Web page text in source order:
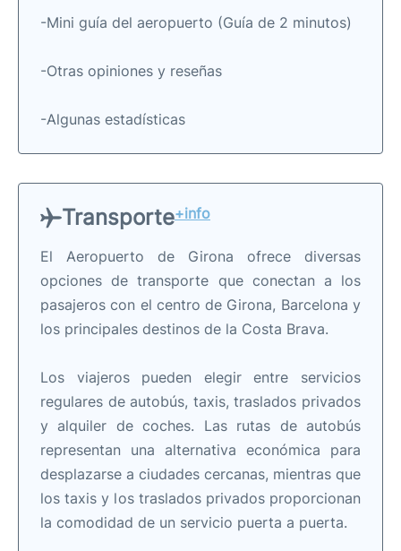
-Mini guía del aeropuerto (Guía de 2 minutos)
-Otras opiniones y reseñas
-Algunas estadísticas
Transporte+info
El Aeropuerto de Girona ofrece diversas
opciones de transporte que conectan a los
pasajeros con el centro de Girona, Barcelona y
los principales destinos de la Costa Brava.
Los viajeros pueden elegir entre servicios
regulares de autobús, taxis, traslados privados
y alquiler de coches. Las rutas de autobús
representan una alternativa económica para
desplazarse a ciudades cercanas, mientras que
los taxis y los traslados privados proporcionan
la comodidad de un servicio puerta a puerta.